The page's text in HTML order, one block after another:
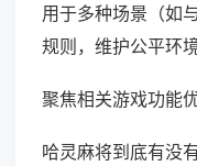
用于多种场景（如
规则，维护公平环境
聚焦相关游戏功能
哈灵麻将到底有没